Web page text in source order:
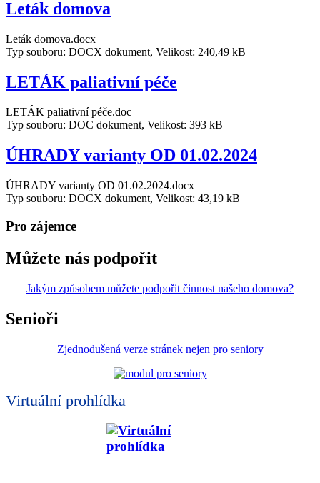
Leták domova
Leták domova.docx
Typ souboru: DOCX dokument, Velikost: 240,49 kB
LETÁK paliativní péče
LETÁK paliativní péče.doc
Typ souboru: DOC dokument, Velikost: 393 kB
ÚHRADY varianty OD 01.02.2024
ÚHRADY varianty OD 01.02.2024.docx
Typ souboru: DOCX dokument, Velikost: 43,19 kB
Pro zájemce
Můžete nás podpořit
Jakým způsobem můžete podpořit činnost našeho domova?
Senioři
Zjednodušená verze stránek nejen pro seniory
Virtuální prohlídka